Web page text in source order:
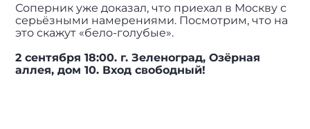
Соперник уже доказал, что приехал в Москву с
серьёзными намерениями. Посмотрим, что на
это скажут «бело-голубые».
2сентября 18:00. г.Зеленоград, Озёрная
аллея, дом 10. Вход свободный!